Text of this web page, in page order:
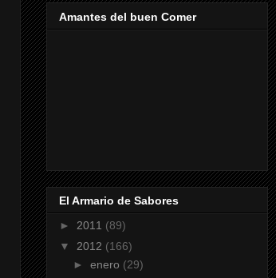
Amantes del buen Comer
El Armario de Sabores
► 2011 (89)
▼ 2012 (166)
► enero (29)